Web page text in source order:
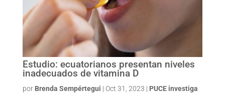
Estudio: ecuatorianos presentan niveles
inadecuados de vitamina D
por Brenda Sempértegui | Oct 31, 2023 | PUCE investiga